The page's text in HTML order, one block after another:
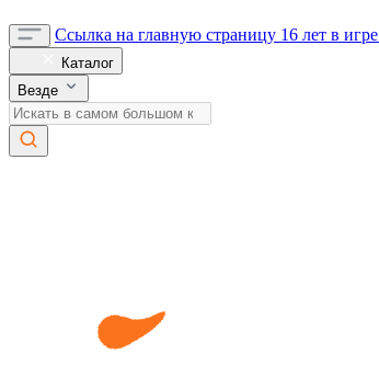
Ссылка на главную страницу 16 лет в игре
Каталог
Везде